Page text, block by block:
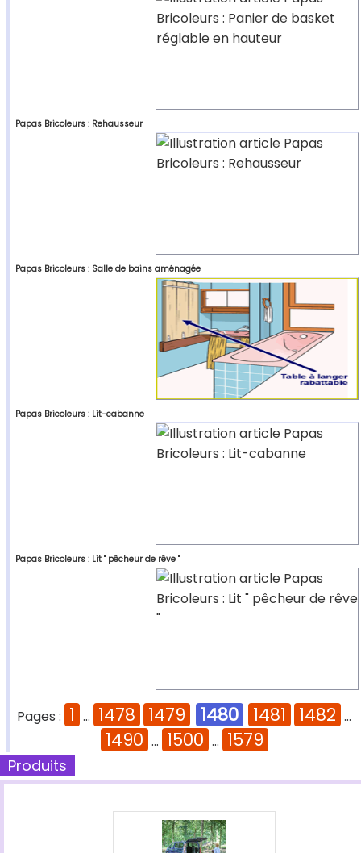
Papas Bricoleurs : Rehausseur
Papas Bricoleurs : Salle de bains aménagée
Papas Bricoleurs : Lit-cabanne
Papas Bricoleurs : Lit " pêcheur de rêve "
Pages : 1 ... 1478 1479 1480 1481 1482 ...
1490 ... 1500 ... 1579
Produits